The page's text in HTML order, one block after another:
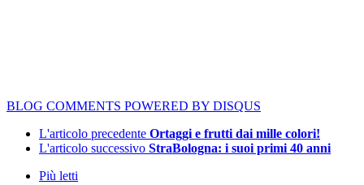
BLOG COMMENTS POWERED BY DISQUS
L'articolo precedente Ortaggi e frutti dai mille colori!
L'articolo successivo StraBologna: i suoi primi 40 anni
Più letti